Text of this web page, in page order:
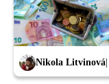
Nikola Litvinová